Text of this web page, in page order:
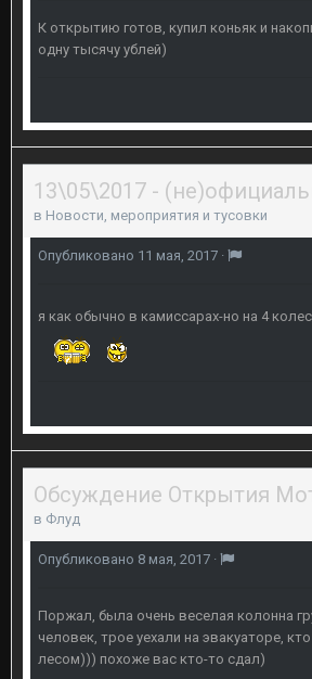
К открытию готов, купил коньяк и
одну тысячу ублей)
в Новости, мероприятия и тусовки
Опубликовано 11 мая, 2017 ·
я как обычно в камиссарах-но на 4
в Флуд
Опубликовано 8 мая, 2017 ·
Поржал, была очень веселая колонна
человек, трое уехали на эвакуаторе,
лесом))) похоже вас кто-то сдал)